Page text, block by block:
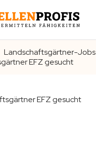
Landschaftsgärtner-Jobs
EFZ gesucht